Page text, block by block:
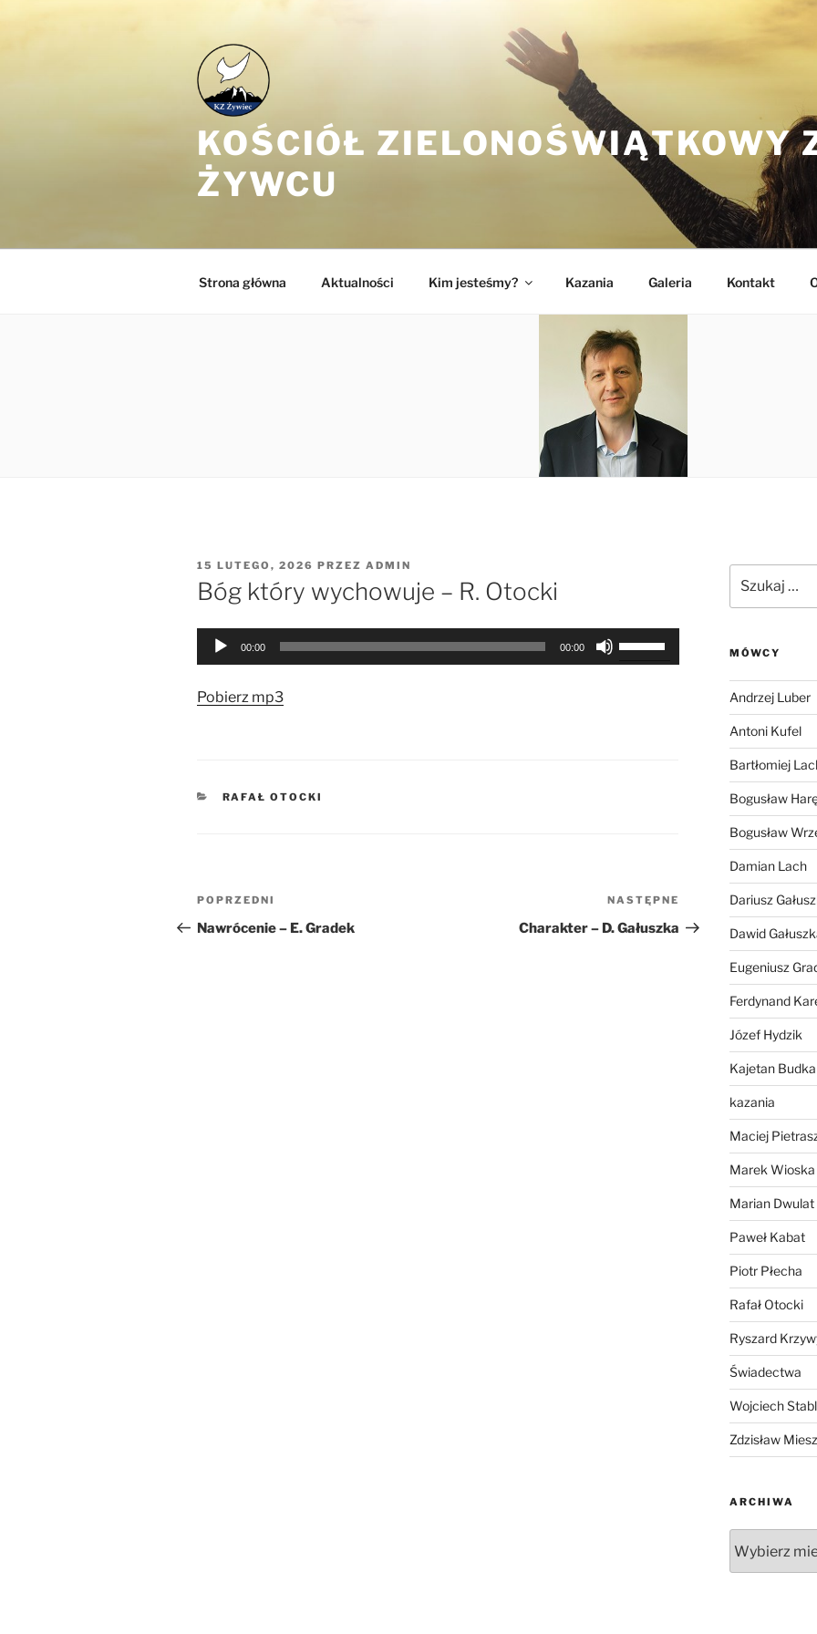
KOŚCIÓŁ ZIELONOŚWIĄTKOWY
ŻYWCU
Strona główna Aktualności Kim jesteśmy? Kazania Galeria Kontakt
OPUBLIKOWANE
W
15 LUTEGO, 2026 PRZEZ ADMIN
Bóg który wychowuje – R. Otocki
Odtwarzacz
00:00 00:00
Pobierz mp3
KATEGORIE
RAFAŁ OTOCKI
Nawigacja
wpisu
Poprzedni
wpis
POPRZEDNI
Nawrócenie – E. Gradek
Następny
wpis
NASTĘPNE
Charakter – D. Gałuszka
MÓWCY
Andrzej Luber
Antoni Kufel
Bartłomiej
Bogusław
Bogusław
Damian Lach
Dariusz
Dawid
Eugeniusz
Ferdynand
Józef Hydzik
Kajetan Budka
kazania
Maciej
Marek Wioska
Marian Dwulat
Paweł Kabat
Piotr Płecha
Rafał Otocki
Ryszard
Świadectwa
Wojciech
Zdzisław
ARCHIWA